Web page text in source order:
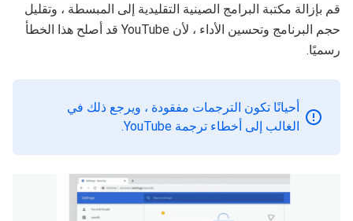
قم بإزالة مكتبة البرامج الصينية التقليدية إلى المبسطة ، وتقليل
حجم البرنامج وتحسين الأداء ، لأن YouTube قد أصلح هذا الخطأ
رسميًا.
أحيانًا تكون الترجمات مفقودة ، ويرجع ذلك في
الغالب إلى أخطاء ترجمة YouTube.